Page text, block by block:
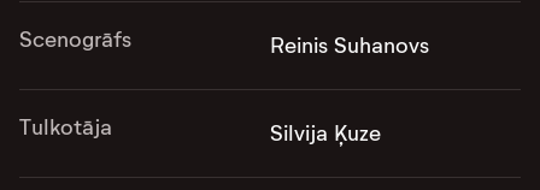
Scenogrāfs Reinis Suhanovs
Tulkotāja Silvija Ķuze